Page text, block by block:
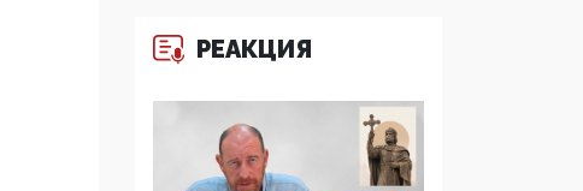
лженаука под ширмой
защиты традиционных
выступал на форуме
«Россия 809. Традиции
будущего»
РЕАКЦИЯ